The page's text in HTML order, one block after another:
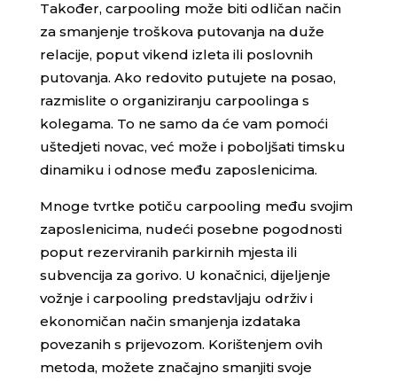
Također, carpooling može biti odličan način
za smanjenje troškova putovanja na duže
relacije, poput vikend izleta ili poslovnih
putovanja. Ako redovito putujete na posao,
razmislite o organiziranju carpoolinga s
kolegama. To ne samo da će vam pomoći
uštedjeti novac, već može i poboljšati timsku
dinamiku i odnose među zaposlenicima.
Mnoge tvrtke potiču carpooling među svojim
zaposlenicima, nudeći posebne pogodnosti
poput rezerviranih parkirnih mjesta ili
subvencija za gorivo. U konačnici, dijeljenje
vožnje i carpooling predstavljaju održiv i
ekonomičan način smanjenja izdataka
povezanih s prijevozom. Korištenjem ovih
metoda, možete značajno smanjiti svoje